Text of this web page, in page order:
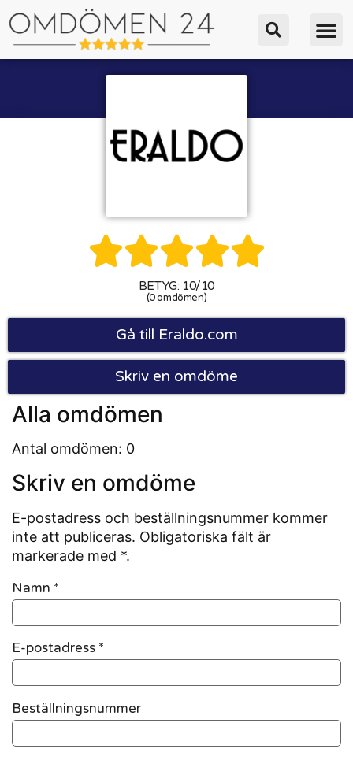

BETYG: 10/10
(0 omdömen)
Gå till Eraldo.com
Skriv en omdöme
Alla omdömen
Antal omdömen: 0
Skriv en omdöme
E-postadress och beställningsnummer kommer
inte att publiceras. Obligatoriska fält är
markerade med *.
Namn *
E-postadress *
Beställningsnummer